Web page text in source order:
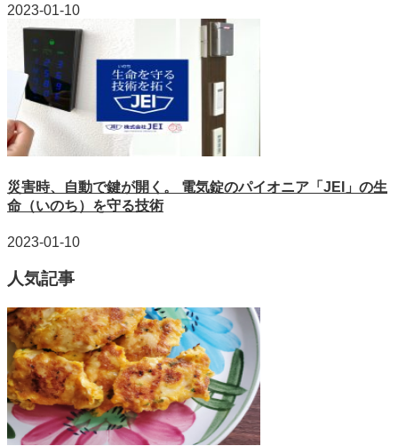
2023-01-10
災害時、自動で鍵が開く。 電気錠のパイオニア「JEI」の生
命（いのち）を守る技術
2023-01-10
人気記事